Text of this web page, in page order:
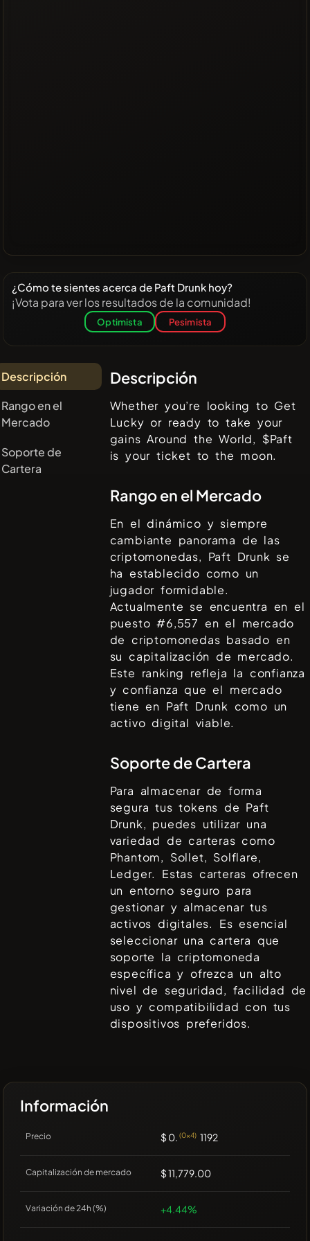
¿Cómo te sientes acerca de Paft Drunk hoy?
¡Vota para ver los resultados de la comunidad!
Optimista Pesimista
Descripción
Rango en el
Mercado
Soporte de
Cartera
Descripción
Whether you’re looking to Get
Lucky or ready to take your
gains Around the World, $Paft
is your ticket to the moon.
Rango en el Mercado
En el dinámico y siempre
cambiante panorama de las
criptomonedas, Paft Drunk se
ha establecido como un
jugador formidable.
Actualmente se encuentra en el
puesto #6,557 en el mercado
de criptomonedas basado en
su capitalización de mercado.
Este ranking refleja la confianza
y confianza que el mercado
tiene en Paft Drunk como un
activo digital viable.
Soporte de Cartera
Para almacenar de forma
segura tus tokens de Paft
Drunk, puedes utilizar una
variedad de carteras como
Phantom, Sollet, Solflare,
Ledger. Estas carteras ofrecen
un entorno seguro para
gestionar y almacenar tus
activos digitales. Es esencial
seleccionar una cartera que
soporte la criptomoneda
específica y ofrezca un alto
nivel de seguridad, facilidad de
uso y compatibilidad con tus
dispositivos preferidos.
Información
Precio $ 0. (0x4) 1192
Capitalización de mercado $ 11,779.00
Variación de 24h (%) +4.44%